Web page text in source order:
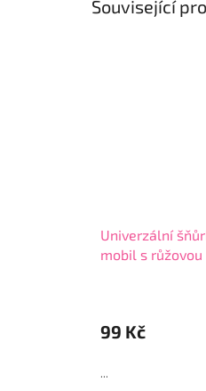
Související
Univerzální
mobil s
99 Kč
...